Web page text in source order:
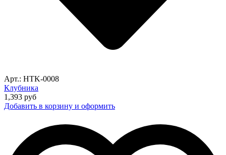
Арт.: HTK-0008
Клубника
1,393 руб
Добавить в корзину и оформить